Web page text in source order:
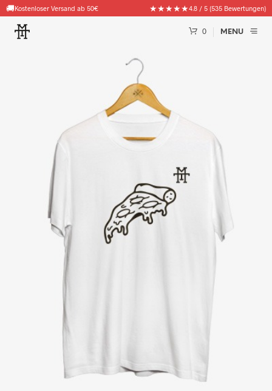
🚚Kostenloser Versand ab 50€ ★★★★★4.8 / 5 (535 Bewertungen)
0 MENU